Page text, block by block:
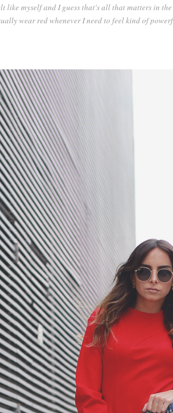
myself and I guess that's all that matters in the
wear red whenever I need to feel kind of